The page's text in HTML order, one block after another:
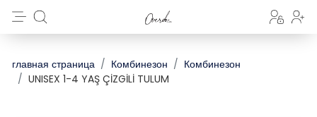
главная страница Комбинезон
Комбинезон
UNISEX 1-4 YAŞ ÇİZGİLİ TULUM